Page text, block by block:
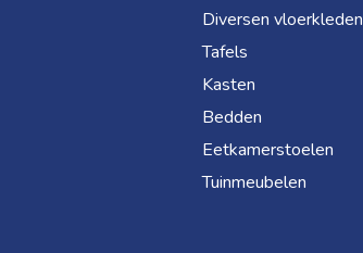
Diversen vloerkleden
Tafels
Kasten
Bedden
Eetkamerstoelen
Tuinmeubelen